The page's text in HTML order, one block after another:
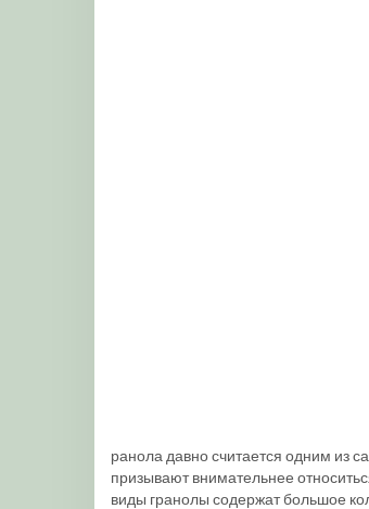
ранола давно считается одним из
призывают внимательнее
виды гранолы содержат большое